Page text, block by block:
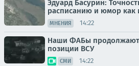
Эдуард Басурин:
расписанию и юмор как
МНЕНИЯ 14:22
Наши ФАБы продолжают
позиции ВСУ
СМИ 14:22